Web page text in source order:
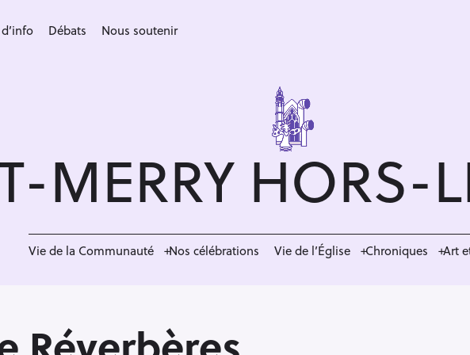
Débats Nous soutenir
MERRY HORS-
Vie de la Communauté Nos célébrations Vie de l’Église Chroniques Art